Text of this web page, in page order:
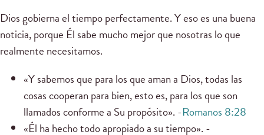
Dios gobierna el tiempo perfectamente. Y eso es una buena
noticia, porque Él sabe mucho mejor que nosotras lo que
realmente necesitamos.
«Y sabemos que para los que aman a Dios, todas las
cosas cooperan para bien, esto es, para los que son
llamados conforme a Su propósito». -Romanos 8:28
«Él ha hecho todo apropiado a su tiempo». -